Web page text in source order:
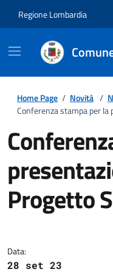
Regione Lombardia
Home Page / Novità /
Conferenza stampa per la
Progetto
Data:
28 set 23